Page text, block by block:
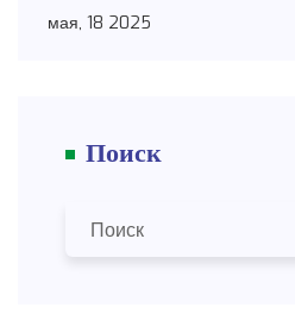
Читателя ждут конкретные
неожиданные моменты,
мая, 18 2025
Поиск